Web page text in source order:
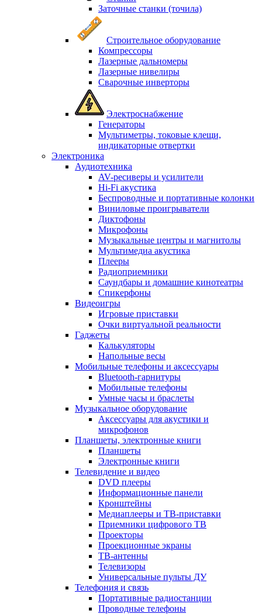
Заточные станки (точила)
Строительное оборудование
Компрессоры
Лазерные дальномеры
Лазерные нивелиры
Сварочные инверторы
Электроснабжение
Генераторы
Мультиметры, токовые клещи,
индикаторные отвертки
Электроника
Аудиотехника
AV-ресиверы и усилители
Hi-Fi акустика
Беспроводные и портативные колонки
Виниловые проигрыватели
Диктофоны
Микрофоны
Музыкальные центры и магнитолы
Мультимедиа акустика
Плееры
Радиоприемники
Саундбары и домашние кинотеатры
Спикерфоны
Видеоигры
Игровые приставки
Очки виртуальной реальности
Гаджеты
Калькуляторы
Напольные весы
Мобильные телефоны и аксессуары
Bluetooth-гарнитуры
Мобильные телефоны
Умные часы и браслеты
Музыкальное оборудование
Аксессуары для акустики и
микрофонов
Планшеты, электронные книги
Планшеты
Электронные книги
Телевидение и видео
DVD плееры
Информационные панели
Кронштейны
Медиаплееры и ТВ-приставки
Приемники цифрового ТВ
Проекторы
Проекционные экраны
ТВ-антенны
Телевизоры
Универсальные пульты ДУ
Телефония и связь
Портативные радиостанции
Проводные телефоны